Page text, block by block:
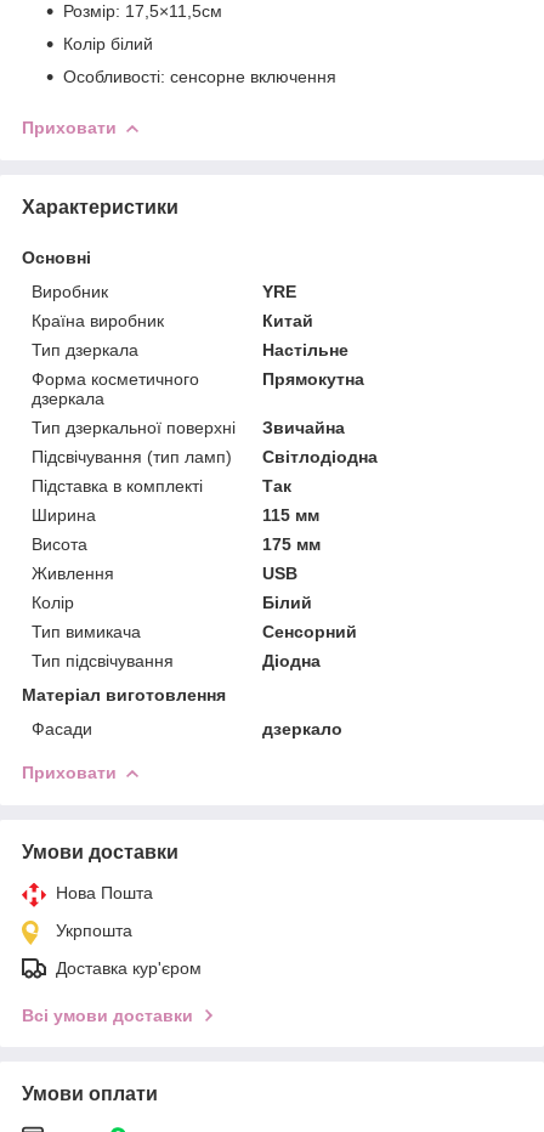
Розмір: 17,5×11,5см
Колір білий
Особливості: сенсорне включення
Приховати
Характеристики
Основні
Виробник
YRE
Країна виробник
Китай
Тип дзеркала
Настільне
Форма косметичного
дзеркала
Прямокутна
Тип дзеркальної поверхні
Звичайна
Підсвічування (тип ламп)
Світлодіодна
Підставка в комплекті
Так
Ширина
115 мм
Висота
175 мм
Живлення
USB
Колір
Білий
Тип вимикача
Сенсорний
Тип підсвічування
Діодна
Матеріал виготовлення
Фасади
дзеркало
Приховати
Умови доставки
Нова Пошта
Укрпошта
Доставка кур'єром
Всі умови доставки
Умови оплати